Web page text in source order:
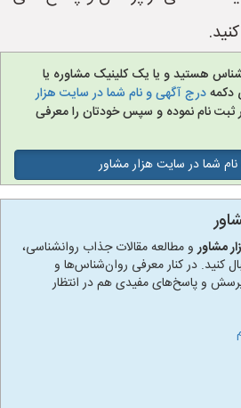
هستید و یا یک کلینیک مشاوره یا
دکمهدرج آگهی و نام شما در سایت هزار
نام نموده و سپس خودتان را معرفی
شما در سایت هزار مشاور
مشاورو مطالعه مقالات جذاب روانشناسی،
کنید. در کنار معرفی روان‌شناس‌ها و
و پاسخ‌های مفیدی هم در انتظار